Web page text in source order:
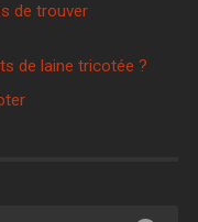
de trouver
de laine tricotée ?